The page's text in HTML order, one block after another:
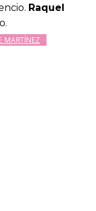
Raquel
MARTÍNEZ